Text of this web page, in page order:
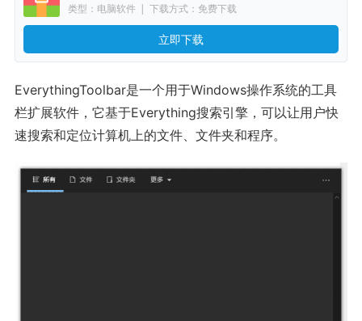
类型：电脑软件 | 下载方式：免费下载
立即下载
EverythingToolbar是一个用于Windows操作系统的工具
栏扩展软件，它基于Everything搜索引擎，可以让用户快
速搜索和定位计算机上的文件、文件夹和程序。